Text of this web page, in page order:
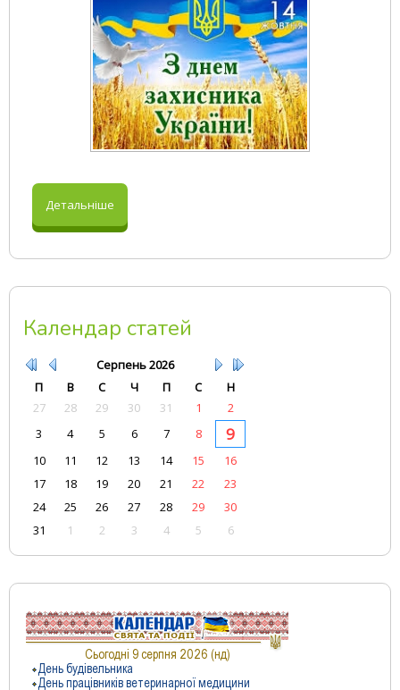
Детальніше
Календар статей
Серпень2026
П
В С Ч П С
Н
27
28 29 30 31 1
2
3
4 5 6 7 8 9
10 11 12 13 14 15
16
17
18 19 20 21 22
23
24
25 26 27 28 29
30
31
1 2 3 4 5 6